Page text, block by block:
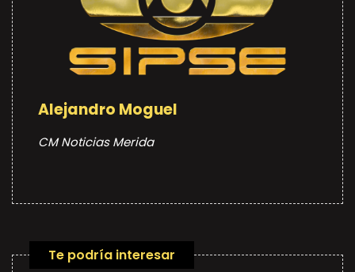
Alejandro Moguel
CM Noticias Merida
Te podría interesar